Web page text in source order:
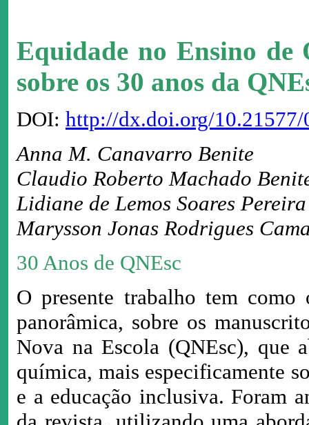
Equidade no Ensino
sobre os 30 anos da
DOI: http://dx.doi.org/
Anna M. Canavarro Benite
Claudio Roberto Machado
Lidiane de Lemos Soares Pereira
Marysson Jonas Rodrigues
30 Anos de QNEsc
O presente trabalho tem
panorâmica, sobre os
Nova na Escola (QNEsc), que
química, mais especificamente
e a educação inclusiva. Foram